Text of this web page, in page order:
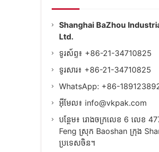
Shanghai BaZhou
Ltd.
ទូរស័ព្ទ៖ +86-21-34710825
ទូរសារ៖ +86-21-34710825
WhatsApp: +86-
អ៊ីមែល៖ info@vkpak.com
បន្ថែម៖ រោងចក្រលេខ 6 លេខ
Feng ស្រុក Baoshan ក្រុង
ប្រទេសចិន។